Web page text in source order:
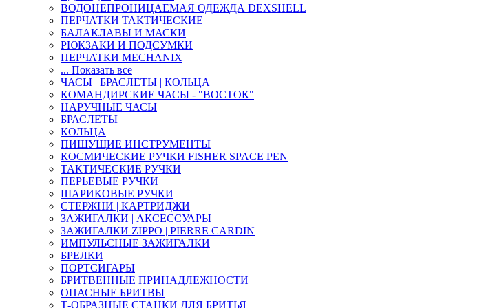
ВОДОНЕПРОНИЦАЕМАЯ ОДЕЖДА DEXSHELL
ПЕРЧАТКИ ТАКТИЧЕСКИЕ
БАЛАКЛАВЫ И МАСКИ
РЮКЗАКИ И ПОДСУМКИ
ПЕРЧАТКИ MECHANIX
... Показать все
ЧАСЫ | БРАСЛЕТЫ | КОЛЬЦА
КОМАНДИРСКИЕ ЧАСЫ - "ВОСТОК"
НАРУЧНЫЕ ЧАСЫ
БРАСЛЕТЫ
КОЛЬЦА
ПИШУЩИЕ ИНСТРУМЕНТЫ
КОСМИЧЕСКИЕ РУЧКИ FISHER SPACE PEN
ТАКТИЧЕСКИЕ РУЧКИ
ПЕРЬЕВЫЕ РУЧКИ
ШАРИКОВЫЕ РУЧКИ
СТЕРЖНИ | КАРТРИДЖИ
ЗАЖИГАЛКИ | АКСЕССУАРЫ
ЗАЖИГАЛКИ ZIPPO | PIERRE CARDIN
ИМПУЛЬСНЫЕ ЗАЖИГАЛКИ
БРЕЛКИ
ПОРТСИГАРЫ
БРИТВЕННЫЕ ПРИНАДЛЕЖНОСТИ
ОПАСНЫЕ БРИТВЫ
Т-ОБРАЗНЫЕ СТАНКИ ДЛЯ БРИТЬЯ